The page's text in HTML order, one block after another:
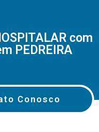
com
PEDREIRA
Conosco